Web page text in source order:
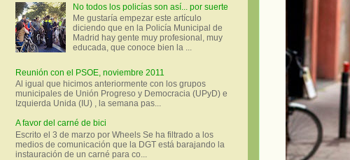
No todos los policías son así... por suerte
Me gustaría empezar este artículo
diciendo que en la Policía Municipal de
Madrid hay gente muy profesional, muy
educada, que conoce bien la ...
Reunión con el PSOE, noviembre 2011
Al igual que hicimos anteriormente con los grupos
municipales de Unión Progreso y Democracia (UPyD) e
Izquierda Unida (IU) , la semana pas...
A favor del carné de bici
Escrito el 3 de marzo por Wheels Se ha filtrado a los
medios de comunicación que la DGT está barajando la
instauración de un carné para co...